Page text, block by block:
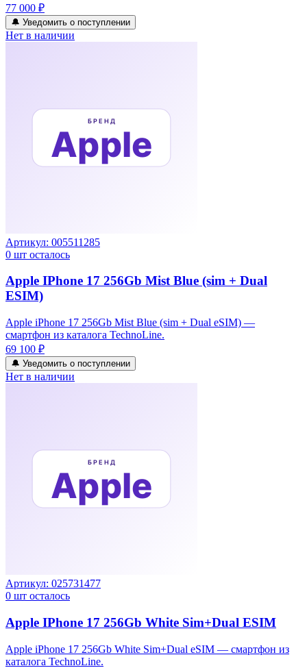
77 000 ₽
🔔 Уведомить о поступлении
Нет в наличии
Артикул: 005511285
0 шт осталось
Apple IPhone 17 256Gb Mist Blue (sim + Dual
ESIM)
Apple iPhone 17 256Gb Mist Blue (sim + Dual eSIM) —
смартфон из каталога TechnoLine.
69 100 ₽
🔔 Уведомить о поступлении
Нет в наличии
Артикул: 025731477
0 шт осталось
Apple IPhone 17 256Gb White Sim+Dual ESIM
Apple iPhone 17 256Gb White Sim+Dual eSIM — смартфон из
каталога TechnoLine.